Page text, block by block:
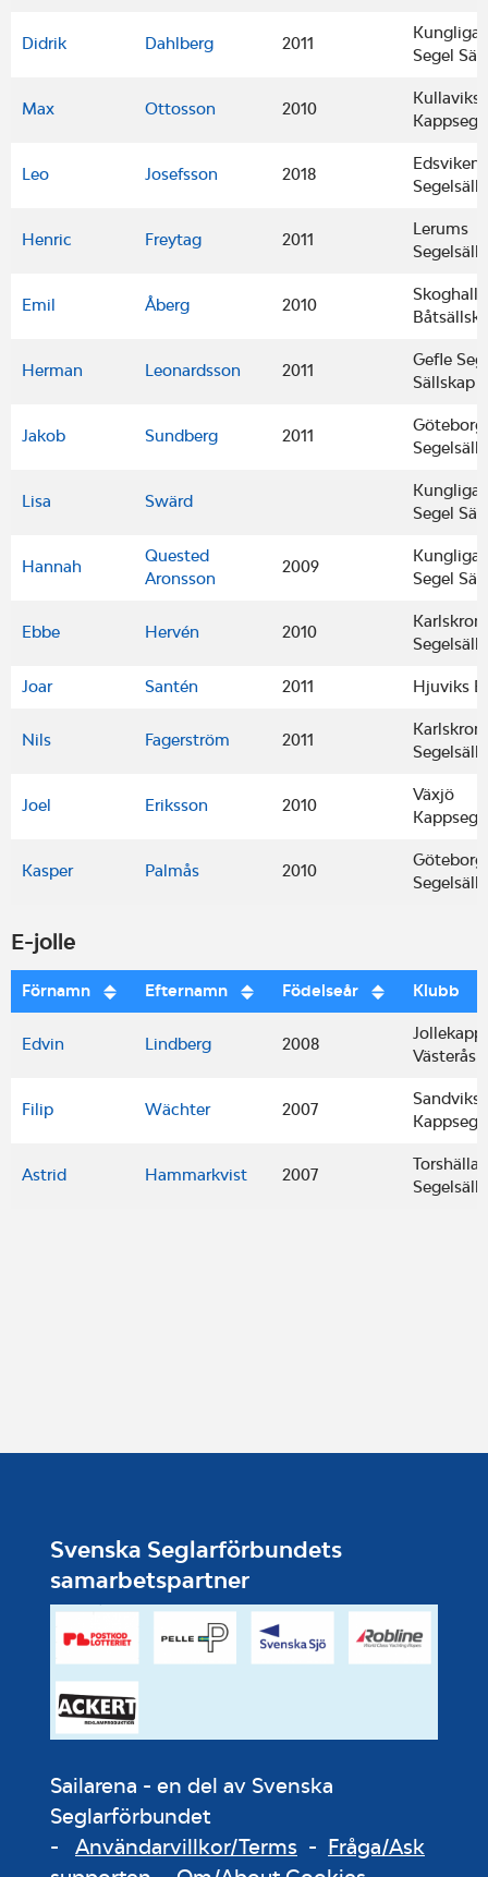
Didrik Dahlberg 2011
Kungliga
Segel
Max Ottosson 2010
Kullaviks
Leo Josefsson 2018
Edsvikens
Henric Freytag 2011
Lerums
Emil Åberg 2010
Skoghalls
Herman Leonardsson 2011
Gefle
Sällskap
Jakob Sundberg 2011
Lisa Swärd
Kungliga
Segel
Hannah
Quested
Aronsson
2009
Kungliga
Segel
Ebbe Hervén 2010
Joar Santén 2011 Hjuviks
Nils Fagerström 2011
Joel Eriksson 2010
Växjö
Kasper Palmås 2010
E-jolle
Förnamn Efternamn Födelseår Klubb
Edvin Lindberg 2008
Västerås
Filip Wächter 2007
Sandviks
Astrid Hammarkvist 2007
Torshälla
Svenska Seglarförbundets
samarbetspartner
Sailarena - en del av Svenska
Seglarförbundet
- Användarvillkor/Terms - Fråga/Ask